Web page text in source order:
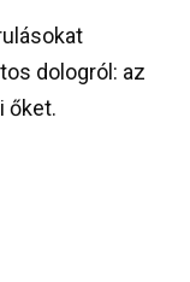
dologról: az
őket.